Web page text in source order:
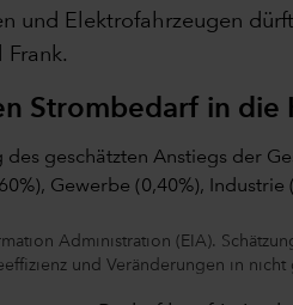
und Elektrofahrzeugen
Strombedarf in die
Administration (EIA).
und Veränderungen in nicht